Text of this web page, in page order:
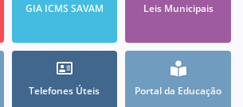
GIA ICMS SAVAM Leis Municipais
Telefones Úteis Portal da Educação